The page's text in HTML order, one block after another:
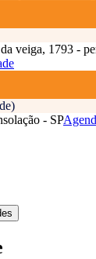
veiga, 1793 -
- SP